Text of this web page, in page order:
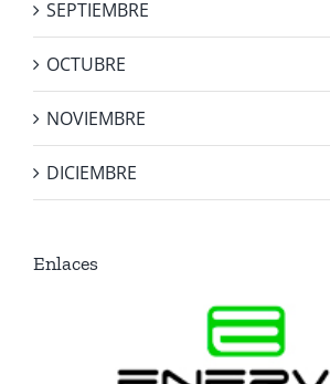
SEPTIEMBRE
OCTUBRE
NOVIEMBRE
DICIEMBRE
Enlaces